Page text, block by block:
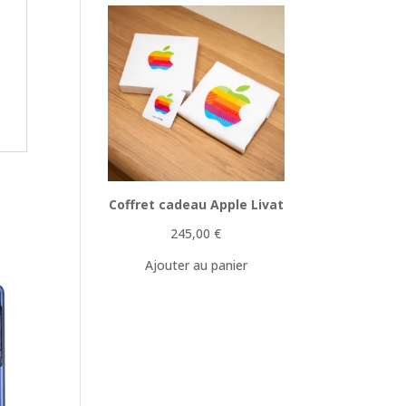
Coffret cadeau Apple Livat
245,00€
Ajouter au panier